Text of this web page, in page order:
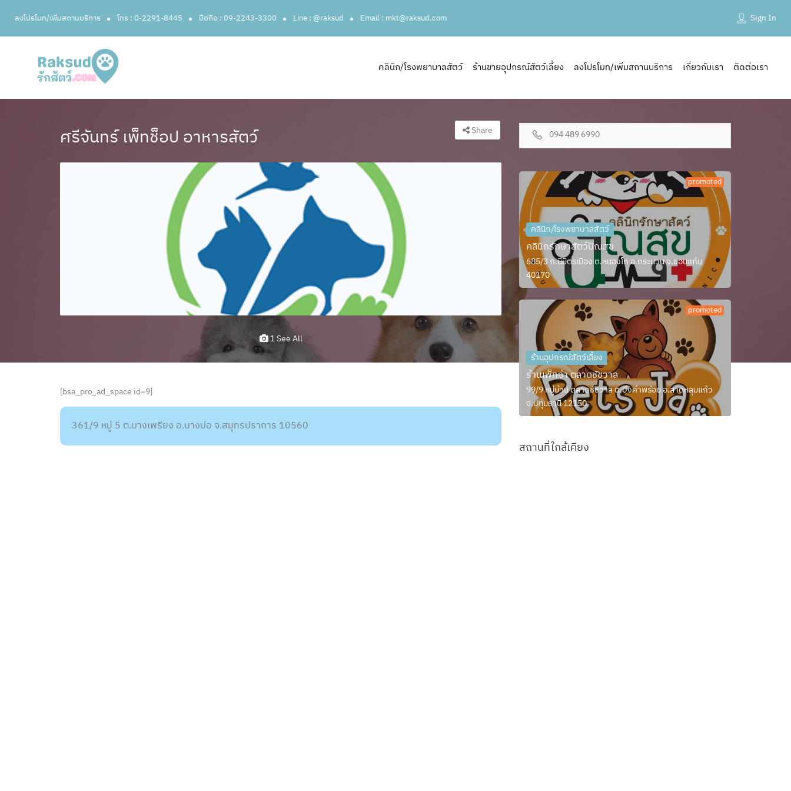
ลงโปรโมท/เพิ่มสถานบริการ โทร : 0-2291-8445 มือถือ : 09-2243-3300 Line : @raksud Email : mkt@raksud.com Sign In
คลินิก/โรงพยาบาลสัตว์ ร้านขายอุปกรณ์สัตว์เลี้ยง ลงโปรโมท/เพิ่มสถานบริการ เกี่ยวกับเรา ติดต่อเรา
ศรีจันทร์ เพ็ทช็อป อาหารสัตว์ Share
1 See All
[bsa_pro_ad_space id=9]
361/9 หมู่ 5 ต.บางเพรียง อ.บางบ่อ จ.สมุทรปราการ 10560
094 489 6990
promoted
คลินิก/โรงพยาบาลสัตว์
คลินิกรักษาสัตว์ปัณสุข
685/3 ถ.นิมิตรเมือง ต.หนองโก อ.กระนวน จ.ขอนแก่น
40170
promoted
ร้านอุปกรณ์สัตว์เลี้ยง
ร้านเพ็ทจ้า ตลาดชัชวาล
99/9 หมู่บ้าน ตลาดชัชวาล ต.บึงคำพร้อย อ.ลาดหลุมแก้ว
จ.ปทุมธานี 12150
สถานที่ใกล้เคียง